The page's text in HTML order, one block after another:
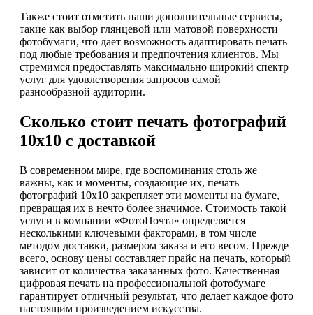
Также стоит отметить наши дополнительные сервисы,
такие как выбор глянцевой или матовой поверхности
фотобумаги, что дает возможность адаптировать печать
под любые требования и предпочтения клиентов. Мы
стремимся предоставлять максимально широкий спектр
услуг для удовлетворения запросов самой
разнообразной аудитории.
Сколько стоит печать фотографий
10х10 с доставкой
В современном мире, где воспоминания столь же
важны, как и моменты, создающие их, печать
фотографий 10х10 закрепляет эти моменты на бумаге,
превращая их в нечто более значимое. Стоимость такой
услуги в компании «ФотоПочта» определяется
несколькими ключевыми факторами, в том числе
методом доставки, размером заказа и его весом. Прежде
всего, основу цены составляет прайс на печать, который
зависит от количества заказанных фото. Качественная
цифровая печать на профессиональной фотобумаге
гарантирует отличный результат, что делает каждое фото
настоящим произведением искусства.